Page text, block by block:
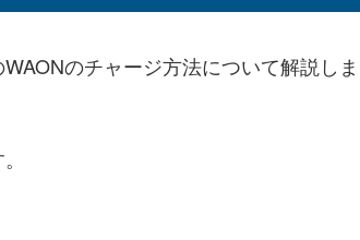
のチャージ方法について解説しま